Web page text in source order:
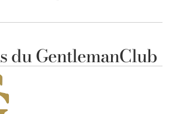
du GentlemanClub